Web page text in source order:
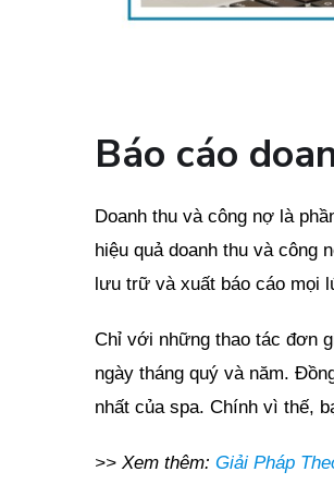
Báo cáo
Doanh thu và công nợ là
hiệu quả doanh thu và công
lưu trữ và xuất báo cáo mọi
Chỉ với những thao tác đơn
ngày tháng quý và năm.
nhất của spa. Chính vì thế,
>> Xem thêm: Giải Pháp